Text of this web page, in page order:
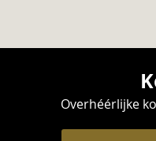
Overhéérlijke